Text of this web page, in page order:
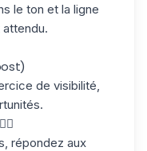
le ton et la ligne
de visibilité,
répondez aux